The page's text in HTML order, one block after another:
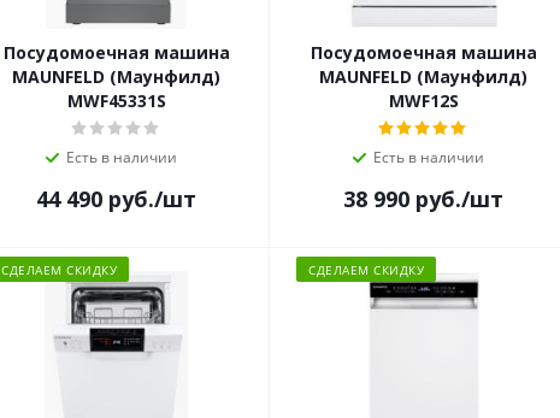
Посудомоечная машина
MAUNFELD (Маунфилд)
MWF45331S
Есть в наличии
44 490 руб./шт
Посудомоечная машина
MAUNFELD (Маунфилд)
MWF12S
Есть в наличии
38 990 руб./шт
СДЕЛАЕМ СКИДКУ СДЕЛАЕМ СКИДКУ